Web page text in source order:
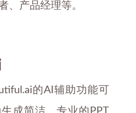
、产品经理等。
的AI辅助功能可